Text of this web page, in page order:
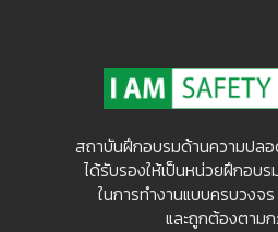
สถาบันฝึกอบรมด้านความปลอ
ได้รับรองให้เป็นหน่วยฝึกอบ
ในการทำงานแบบครบวงจ
และถูกต้องตาม